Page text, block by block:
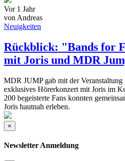
Vor 1 Jahr
von Andreas
Neuigkeiten
Rückblick: "Bands for
mit Joris und MDR
MDR JUMP gab mit der Veranstaltung
exklusives Hörerkonzert mit Joris im
200 begeisterte Fans konnten
Joris hautnah erleben.
×
Newsletter Anmeldung